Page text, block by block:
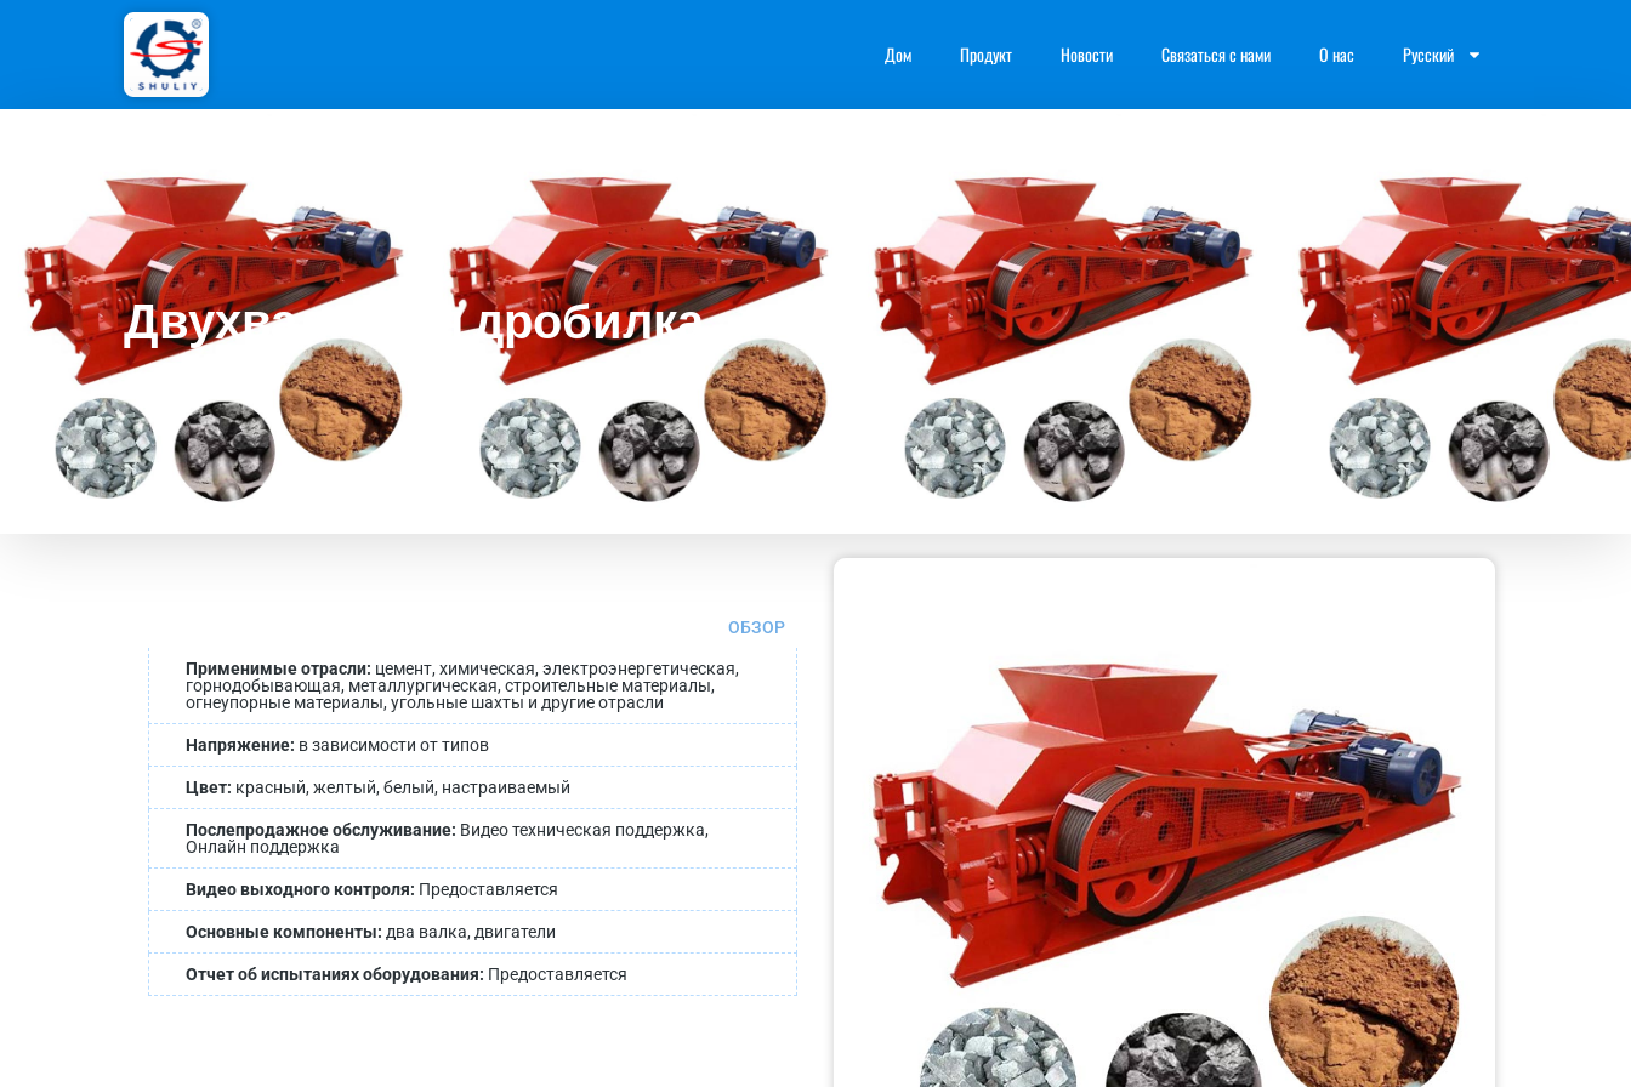
Дом Продукт Новости Связаться с нами О нас Русский
Двухвалковая дробилка
ОБЗОР
Применимые отрасли: цемент, химическая, электроэнергетическая,
горнодобывающая, металлургическая, строительные материалы,
огнеупорные материалы, угольные шахты и другие отрасли
Напряжение: в зависимости от типов
Цвет: красный, желтый, белый, настраиваемый
Послепродажное обслуживание: Видео техническая поддержка,
Онлайн поддержка
Видео выходного контроля: Предоставляется
Основные компоненты: два валка, двигатели
Отчет об испытаниях оборудования: Предоставляется